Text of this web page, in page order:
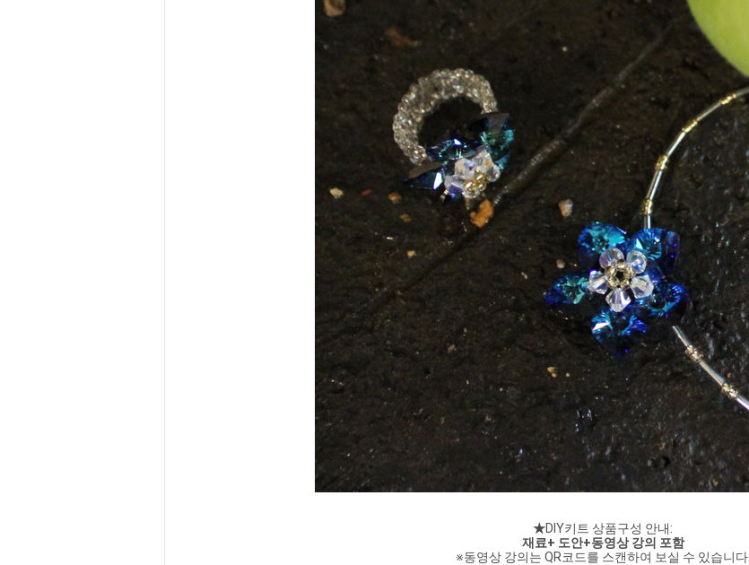
★DIY키트 상품구성 안내:
재료+ 도안+동영상 강의 포함
※동영상 강의는 QR코드를 스캔하여 보실 수 있습니다.